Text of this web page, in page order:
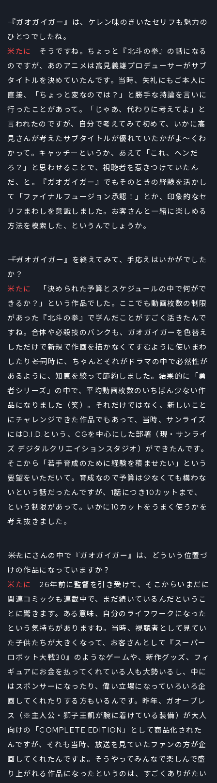
――『ガオガイガー』は、ケレン味のきいたセリフも魅力の
ひとつでしたね。
米たに
そうですね。ちょっと『北斗の拳』の話になる
のですが、あのアニメは高見義雄プロデューサーがサブ
タイトルを決めていたんです。当時、失礼にもご本人に
直接、「ちょっと変なのでは？」と勝手な持論を言いに
行ったことがあって。「じゃあ、代わりに考えてよ」と
言われたのですが、自分で考えてみて初めて、いかに高
見さんが考えたサブタイトルが優れていたかがよ～くわ
かって。キャッチーというか、あえて「これ、ヘンだ
ろ？」と思わせることで、視聴者を惹きつけていたん
だ、と。『ガオガイガー』でもそのときの経験を活かし
て「ファイナルフュージョン承認！」とか、印象的なセ
リフまわしを意識しました。お客さんと一緒に楽しめる
方法を模索した、というんでしょうか。
――『ガオガイガー』を終えてみて、手応えはいかがでした
か？
米たに
「決められた予算とスケジュールの中で何がで
きるか？」という作品でした。ここでも動画枚数の制限
があった『北斗の拳』で学んだことがすごく活きたんで
すね。合体や必殺技のバンクも、ガオガイガーを色替え
しただけで新規で作画を描かなくてすむように使いまわ
したり――と同時に、ちゃんとそれがドラマの中で必然性が
あるように、知恵を絞って節約しました。結果的に「勇
者シリーズ」の中で、平均動画枚数のいちばん少ない作
品になりました（笑）。それだけではなく、新しいこと
にチャレンジできた作品でもあって、当時、サンライズ
にはD.I.D.という、CGを中心にした部署（現・サンライ
ズ デジタルクリエイションスタジオ）ができたんです。
そこから「若手育成のために経験を積ませたい」という
要望をいただいて。育成なので予算は少なくても構わな
いという話だったんですが、1話につき10カットまで、
という制限があって。いかに10カットをうまく使うかを
考え抜きました。
――米たにさんの中で『ガオガイガー』は、どういう位置づ
けの作品になっていますか？
米たに
26年前に監督を引き受けて、そこからいまだに
関連コミックも連載中で、まだ続いているんだというこ
とに驚きます。ある意味、自分のライフワークになった
という気持ちがありますね。当時、視聴者として見てい
た子供たちが大きくなって、お客さんとして『スーパー
ロボット大戦30』のようなゲームや、新作グッズ、フィ
ギュアにお金を払ってくれている人も大勢いるし、中に
はスポンサーになったり、偉い立場になっていろいろ企
画してくれたりする方もいるんです。昨年、ガオーブレ
ス（※主人公・獅子王凱が腕に着けている装備）が大人
向けの「COMPLETE EDITION」として商品化された
んですが、それも当時、放送を見ていたファンの方が企
画してくれたんですよ。そうやってみんなで楽しんで盛
り上がれる作品になったというのは、すごくありがたい